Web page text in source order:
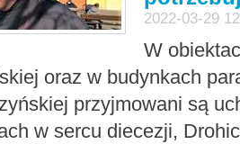
2022-03-29
W
oraz w budynkach
przyjmowani są
w sercu diecezji,